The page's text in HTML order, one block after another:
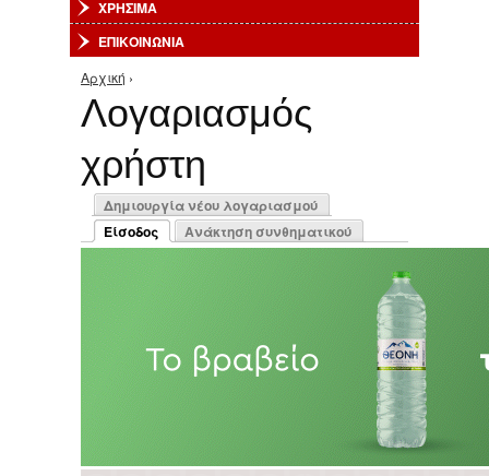
ΧΡΗΣΙΜΑ
ΕΠΙΚΟΙΝΩΝΙΑ
Είστε εδώ
Αρχική ›
Λογαριασμός
χρήστη
Πρωτεύουσες καρτέλες
Δημιουργία νέου λογαριασμού
Είσοδος
(ενεργή καρτέλα)
Ανάκτηση συνθηματικού